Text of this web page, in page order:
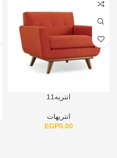
انتريه11
انتريهات
EGP0.00